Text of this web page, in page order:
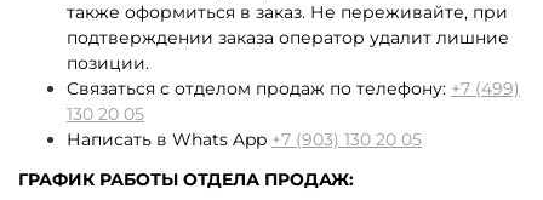
также оформиться в заказ. Не переживайте, при
подтверждении заказа оператор удалит лишние
позиции.
Связаться с отделом продаж по телефону: +7 (499)
130 20 05
Написать в Whats App +7 (903) 130 20 05
ГРАФИК РАБОТЫ ОТДЕЛА ПРОДАЖ: